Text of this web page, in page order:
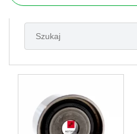
ST 1100 Pan European